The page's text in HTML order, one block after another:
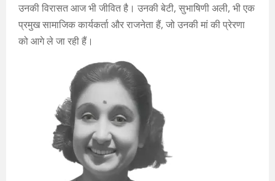
उनकी विरासत आज भी जीवित है। उनकी बेटी, सुभाषिणी अली, भी एक
प्रमुख सामाजिक कार्यकर्ता और राजनेता हैं, जो उनकी मां की प्रेरणा
को आगे ले जा रही हैं।